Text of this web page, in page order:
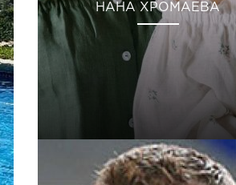
НАНА ХРОМАЕВА